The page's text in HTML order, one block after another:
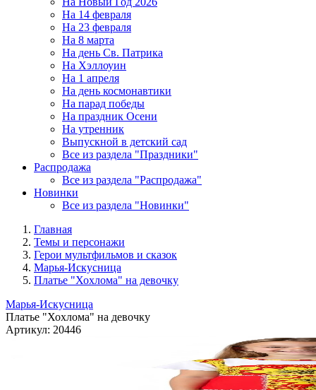
На 14 февраля
На 23 февраля
На 8 марта
На день Св. Патрика
На Хэллоуин
На 1 апреля
На день космонавтики
На парад победы
На праздник Осени
На утренник
Выпускной в детский сад
Все из раздела "Праздники"
Распродажа
Все из раздела "Распродажа"
Новинки
Все из раздела "Новинки"
Главная
Темы и персонажи
Герои мультфильмов и сказок
Марья-Искусница
Платье "Хохлома" на девочку
Марья-Искусница
Платье "Хохлома" на девочку
Артикул: 20446